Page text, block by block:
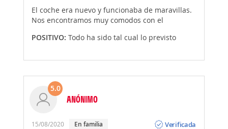
El coche era nuevo y funcionaba de maravillas.
Nos encontramos muy comodos con el
POSITIVO: Todo ha sido tal cual lo previsto
5.0
ANÓNIMO
15/08/2020 En familia
Verificada